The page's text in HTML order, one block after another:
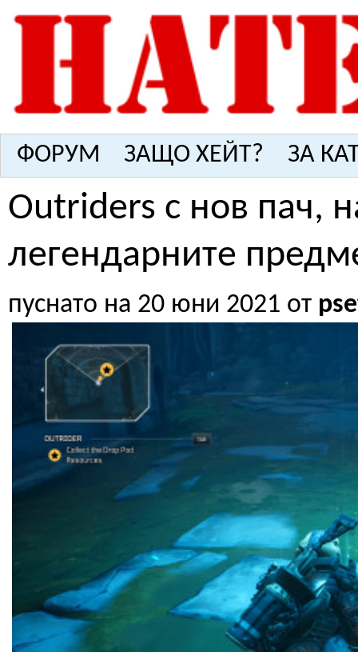
ФОРУМ ЗАЩО ХЕЙТ? ЗА
Outriders с нов пач,
легендарните
пуснато на 20 юни 2021 от